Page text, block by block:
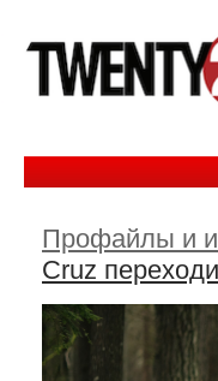
Профайлы и
Cruz